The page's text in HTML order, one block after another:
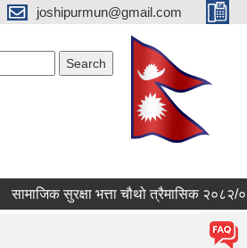
joshipurmun@gmail.com
सामाजिक सुरक्षा भत्ता चौथो त्रैमासिक २०८२/